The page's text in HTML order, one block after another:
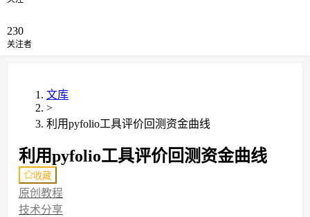
230
关注者
文库
>
利用pyfolio工具评价回测资金曲线
利用pyfolio工具评价回测资金曲线
收藏
原创教程
技术分享